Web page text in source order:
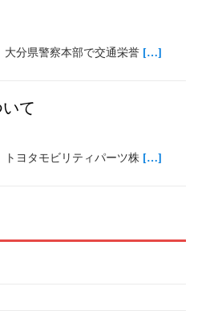
分県警察本部で交通栄誉 […]
て
ヨタモビリティパーツ株 […]